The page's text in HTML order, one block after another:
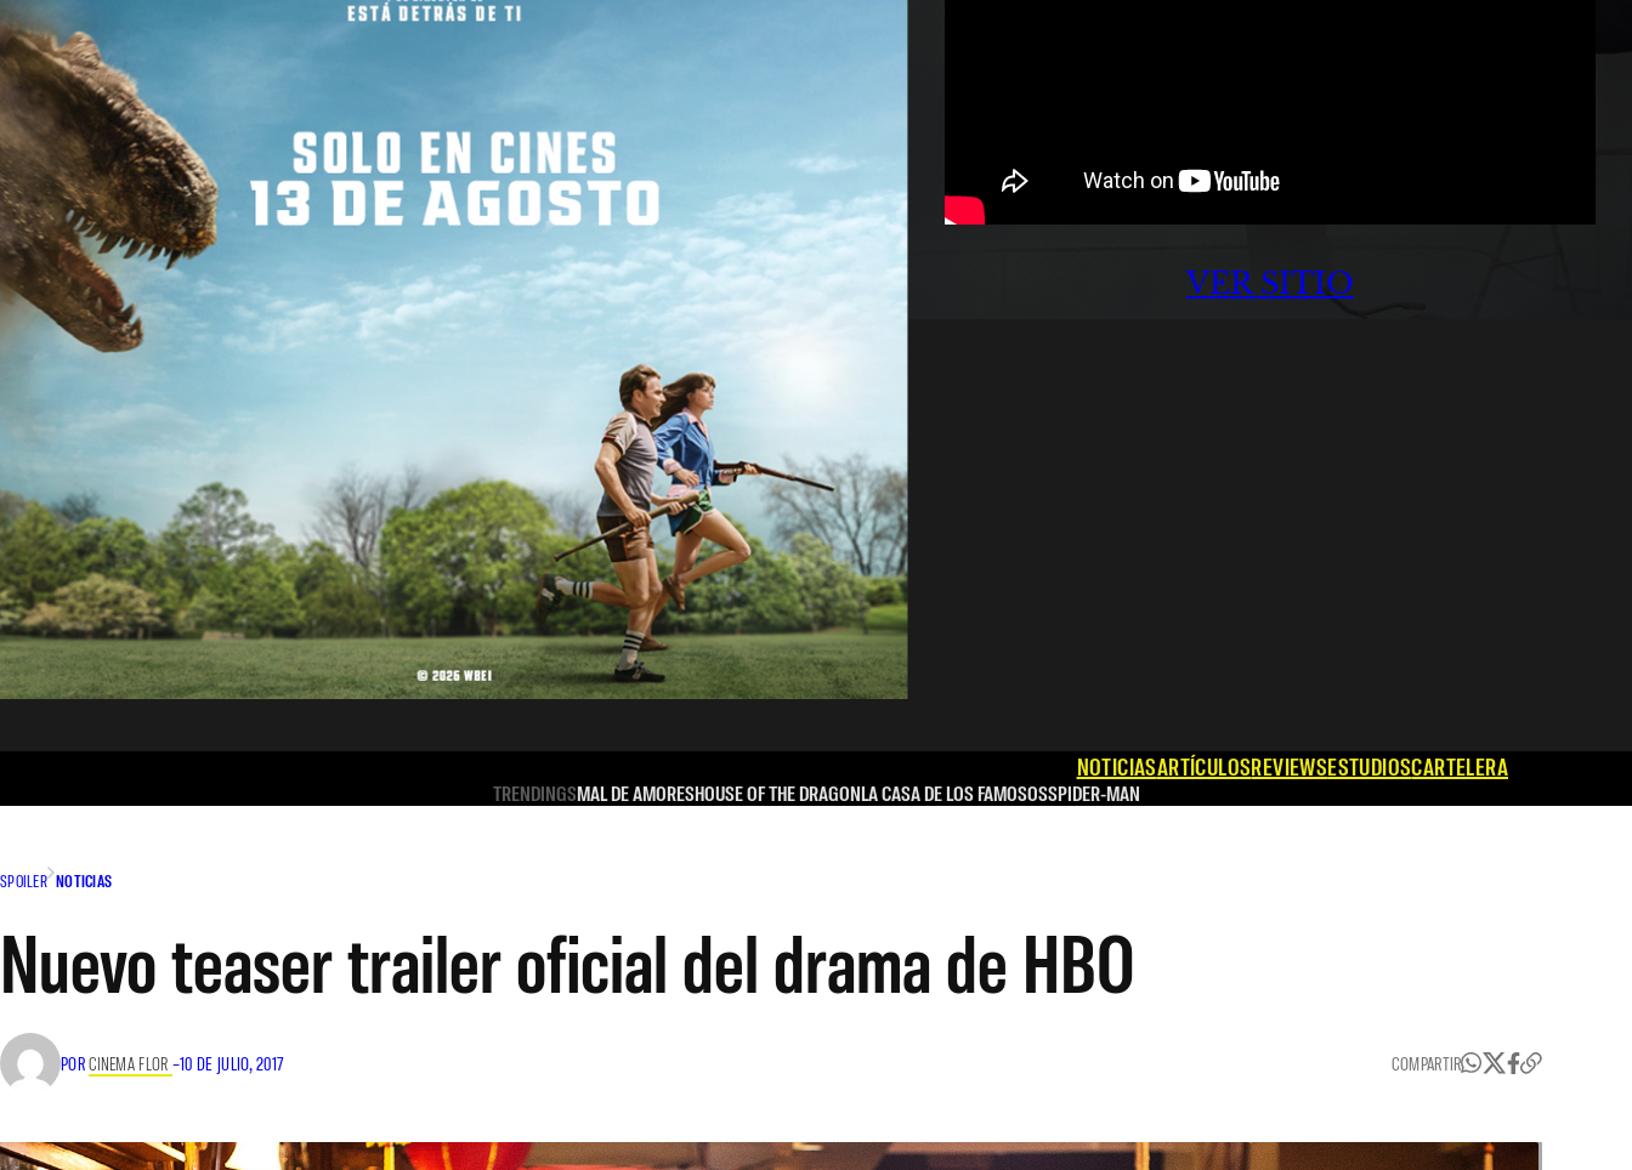
VER SITIO
NOTICIASARTÍCULOSREVIEWSESTUDIOSCARTELERA
TRENDINGSMAL DE AMORESHOUSE OF THE DRAGONLA CASA DE LOS FAMOSOSSPIDER-MAN
SPOILER NOTICIAS
Nuevo teaser trailer oficial del drama de HBO
PORCINEMA FLOR –10 DE JULIO, 2017 COMPARTIR